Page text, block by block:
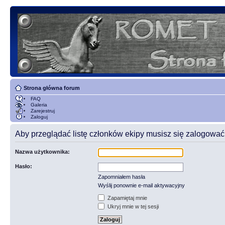
Strona główna forum
FAQ
Galeria
Zarejestruj
Zaloguj
Aby przeglądać listę członków ekipy musisz się
Nazwa użytkownika:
Hasło:
Zapomniałem hasła
Wyślij ponownie e-mail aktywacyjny
Zapamiętaj mnie
Ukryj mnie w tej sesji